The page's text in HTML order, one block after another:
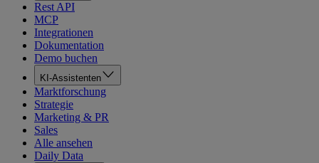
Rest API
MCP
Integrationen
Dokumentation
Demo buchen
KI-Assistenten
Marktforschung
Strategie
Marketing & PR
Sales
Alle ansehen
Daily Data